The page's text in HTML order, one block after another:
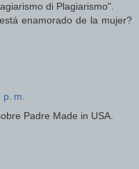
di Plagiarismo".
enamorado de la mujer?
p. m.
Padre Made in USA.